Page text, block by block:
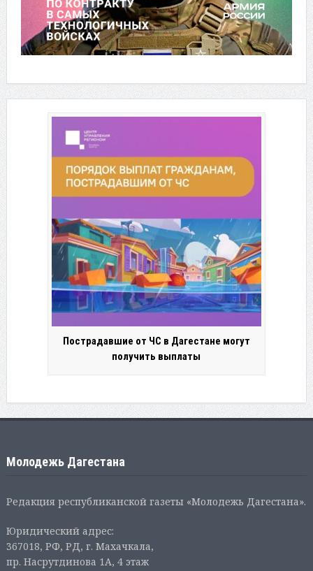
Пострадавшие от ЧС в Дагестане могут
получить выплаты
Молодежь Дагестана
Редакция республиканской газеты «Молодежь Дагестана».
Юридический адрес:
367018, РФ, РД, г. Махачкала,
пр. Насрутдинова 1А, 4 этаж